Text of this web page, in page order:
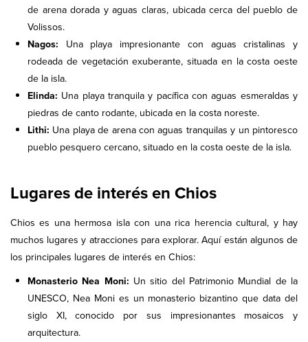
de arena dorada y aguas claras, ubicada cerca del pueblo de
Volissos.
Nagos: Una playa impresionante con aguas cristalinas y
rodeada de vegetación exuberante, situada en la costa oeste
de la isla.
Elinda: Una playa tranquila y pacífica con aguas esmeraldas y
piedras de canto rodante, ubicada en la costa noreste.
Lithi: Una playa de arena con aguas tranquilas y un pintoresco
pueblo pesquero cercano, situado en la costa oeste de la isla.
Lugares de interés en Chios
Chios es una hermosa isla con una rica herencia cultural, y hay
muchos lugares y atracciones para explorar. Aquí están algunos de
los principales lugares de interés en Chios:
Monasterio Nea Moni: Un sitio del Patrimonio Mundial de la
UNESCO, Nea Moni es un monasterio bizantino que data del
siglo XI, conocido por sus impresionantes mosaicos y
arquitectura.